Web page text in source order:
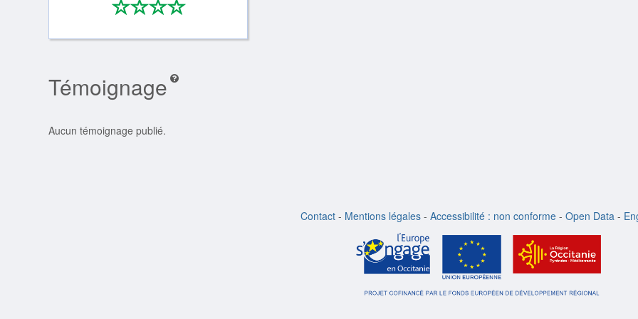
****
0/4
Témoignage
Aucun témoignage publié.
Contact - Mentions légales - Accessibilité : non conforme - Open Data -